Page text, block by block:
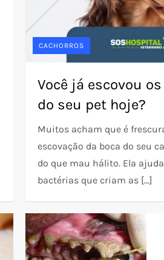
CACHORROS
Você já escovou
do seu pet hoje?
Muitos acham que é
escovação da boca do seu
do que mau hálito. Ela
bactérias que criam as […]